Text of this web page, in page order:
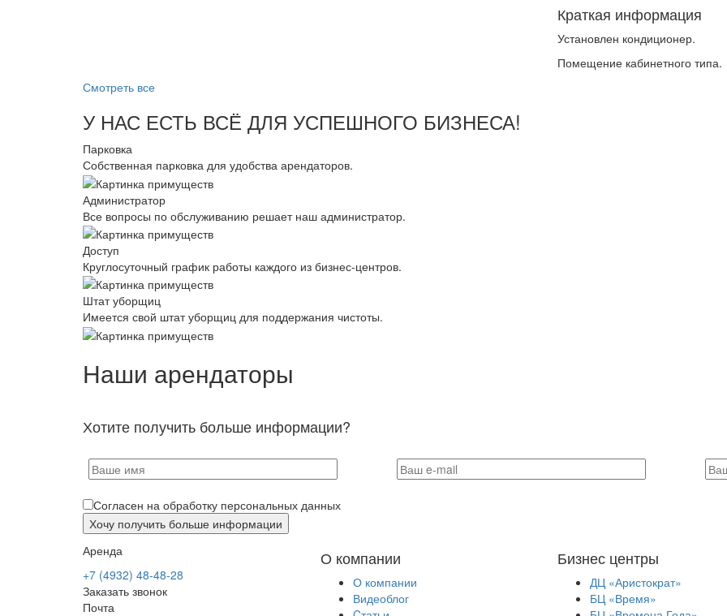
Краткая информация
Установлен кондиционер.
Помещение кабинетного типа.
Смотреть все
У НАС ЕСТЬ ВСЁ ДЛЯ УСПЕШНОГО БИЗНЕСА!
Парковка
Собственная парковка для удобства арендаторов.
Администратор
Все вопросы по обслуживанию решает наш администратор.
Доступ
Круглосуточный график работы каждого из бизнес-центров.
Штат уборщиц
Имеется свой штат уборщиц для поддержания чистоты.
Наши арендаторы
Хотите получить больше информации?
Согласен на обработку персональных данных
Аренда
+7 (4932) 48-48-28
Заказать звонок
Почта
О компании
О компании
Видеоблог
Бизнес центры
ДЦ «Аристократ»
БЦ «Время»